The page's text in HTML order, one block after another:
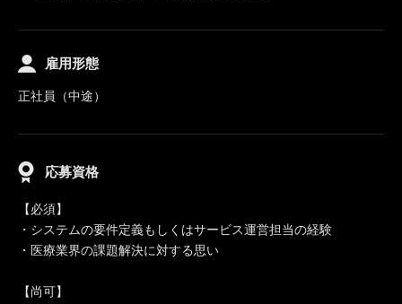
雇用形態
正社員（中途）
応募資格
【必須】
・システムの要件定義もしくはサービス運営担当の経験
・医療業界の課題解決に対する思い
【尚可】